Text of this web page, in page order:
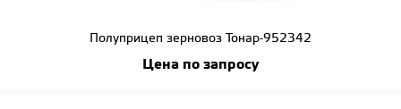
Полуприцеп зерновоз Тонар-952342
Цена по запросу